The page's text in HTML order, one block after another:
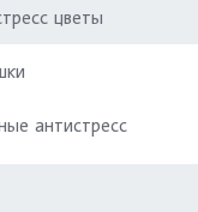
цветы
антистресс